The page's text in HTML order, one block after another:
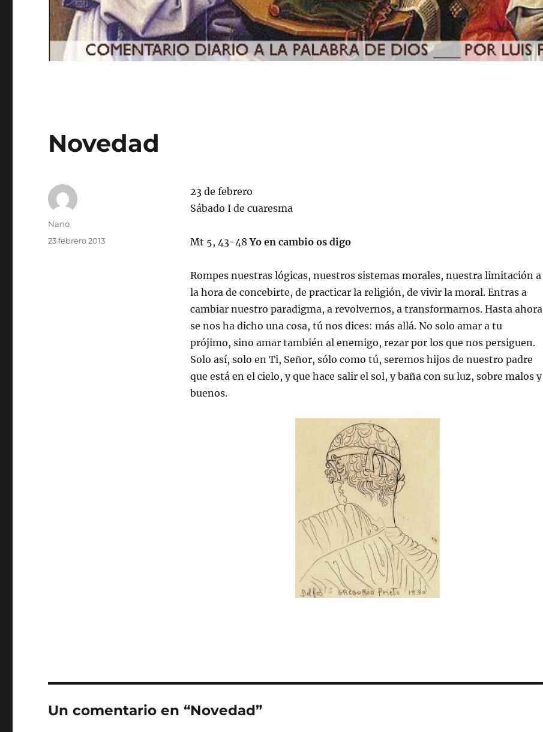
Novedad
23 de febrero
Sábado I de cuaresma
Mt 5, 43-48Yo en cambio os digo
Rompes nuestras lógicas, nuestros sistemas morales, nuestra limitación a
la hora de concebirte, de practicar la religión, de vivir la moral. Entras a
cambiar nuestro paradigma, a revolvernos, a transformarnos. Hasta ahora
se nos ha dicho una cosa, tú nos dices: más allá. No solo amar a tu
prójimo, sino amar también al enemigo, rezar por los que nos persiguen.
Solo así, solo en Ti, Señor, sólo como tú, seremos hijos de nuestro padre
que está en el cielo, y que hace salir el sol, y baña con su luz, sobre malos y
buenos.
Autor
Nano
Publicado
23 febrero 2013
Un comentario en “Novedad”